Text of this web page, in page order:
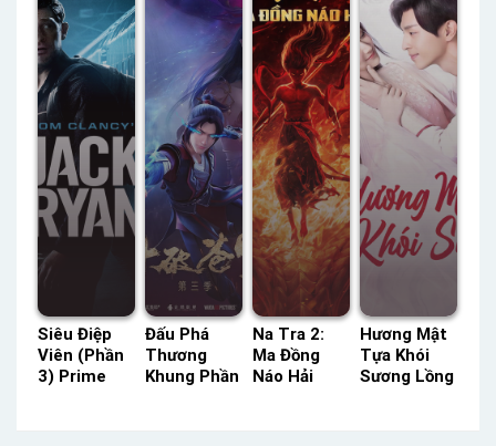
Vũ Trụ ACE
Lồng Tiếng
– Status:
HD Lồng
Tiếng
Lồng Tiếng
Siêu Điệp
Viên (Phần
3) Prime
Đấu Phá
Thương
Khung Phần
Na Tra 2:
Ma Đồng
Náo Hải
Hương Mật
Tựa Khói
Sương Lồng